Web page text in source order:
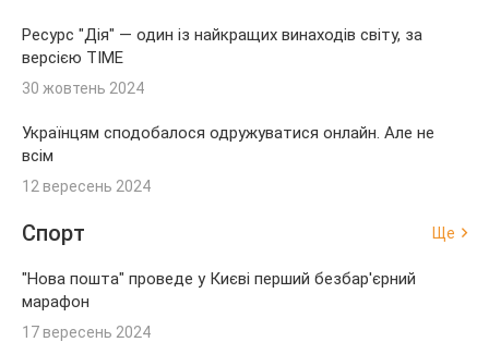
Ресурс "Дія" — один із найкращих винаходів світу, за
версією TIME
30 жовтень 2024
Українцям сподобалося одружуватися онлайн. Але не
всім
12 вересень 2024
Спорт Ще
"Нова пошта" проведе у Києві перший безбар'єрний
марафон
17 вересень 2024